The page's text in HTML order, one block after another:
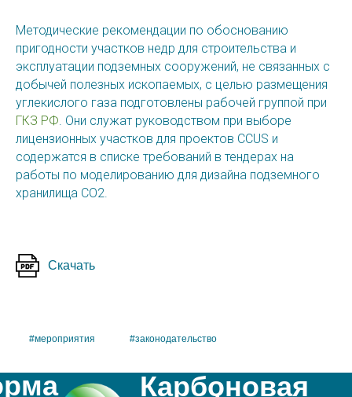
Методические рекомендации по обоснованию
пригодности участков недр для строительства и
эксплуатации подземных сооружений, не связанных с
добычей полезных ископаемых, с целью размещения
углекислого газа подготовлены рабочей группой при
ГКЗ РФ. Они служат руководством при выборе
лицензионных участков для проектов CCUS и
содержатся в списке требований в тендерах на
работы по моделированию для дизайна подземного
хранилища СО2.
Скачать
#мероприятия #законодательство
Карбоновая